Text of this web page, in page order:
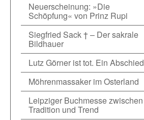
Neuerscheinung: »Die
Schöpfung« von Prinz Rupi
Siegfried Sack † – Der sakrale
Bildhauer
Lutz Görner ist tot. Ein Abschied
Möhrenmassaker im Osterland
Leipziger Buchmesse zwischen
Tradition und Trend